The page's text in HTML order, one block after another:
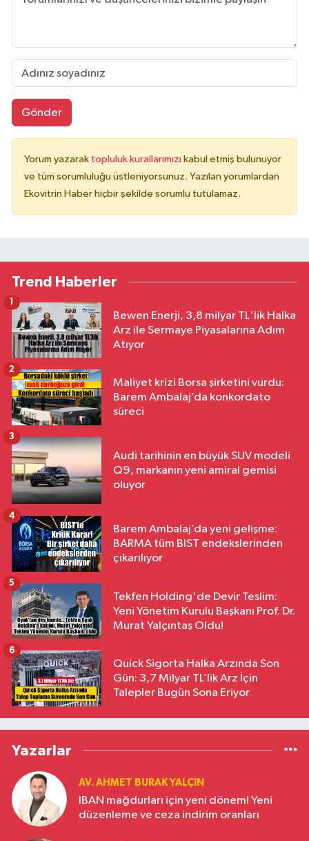
Gönder
Yorum yazarak topluluk kurallarımızı kabul etmiş bulunuyor
ve tüm sorumluluğu üstleniyorsunuz. Yazılan yorumlardan
Ekovitrin Haber hiçbir şekilde sorumlu tutulamaz.
Trend Haberler
Bewen Enerji, 3,8 milyar TL'lik Halka
Arz ile Sermaye Piyasalarına Adım
Atıyor
1
Maliyet krizi Borsa şirketini vurdu:
Barem Ambalaj’da konkordato
süreci
2
Audi tarihinin en büyük SUV modeli
Q9, markanın yeni amiral gemisi
oluyor
3
Barem Ambalaj’da yeni gelişme:
BARMA tüm BIST endekslerinden
çıkarılıyor
4
Tekfen Holding'de Devir Teslim:
Yeni Yönetim Kurulu Başkanı Prof. Dr.
Murat Yalçıntaş Oldu!
5
Quick Sigorta Halka Arzında Son
Gün: 3,7 Milyar TL’lik Arz İçin
Talepler Bugün Sona Eriyor
6
Yazarlar
AV. AHMET BURAK YALÇIN
IBAN mağdurları için yeni dönem! Yeni
düzenleme ve ceza indirim oranları